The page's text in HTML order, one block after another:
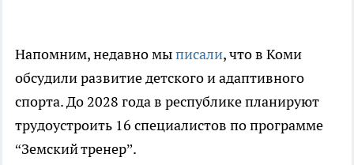
Напомним, недавно мыписали, что в Коми
обсудили развитие детского и адаптивного
спорта. До 2028 года в республике планируют
трудоустроить 16 специалистов по программе
“Земский тренер”.